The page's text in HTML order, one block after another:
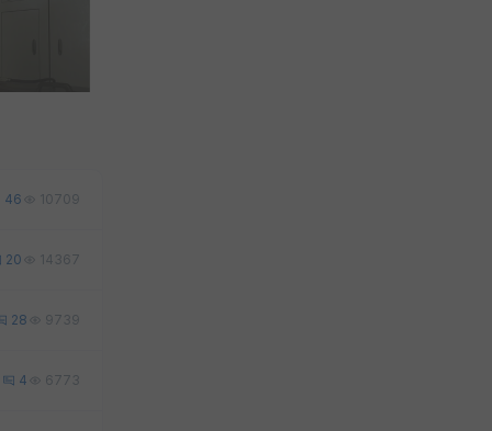
46 10709
20 14367
28 9739
4 6773